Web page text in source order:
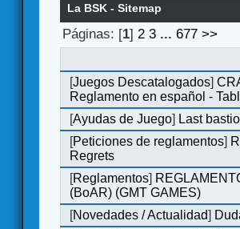
La BSK - Sitemap
Páginas: [1]2 3 ...677 >>
[Juegos Descatalogados]
Reglamento en español -
[Ayudas de Juego] Last
[Peticiones de reglamentos]
Regrets
[Reglamentos]
(BoAR) (GMT GAMES)
[Novedades / Actualidad]